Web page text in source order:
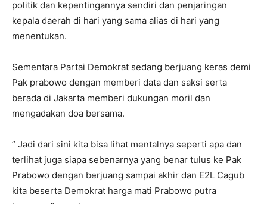
politik dan kepentingannya sendiri dan penjaringan
kepala daerah di hari yang sama alias di hari yang
menentukan.
Sementara Partai Demokrat sedang berjuang keras demi
Pak prabowo dengan memberi data dan saksi serta
berada di Jakarta memberi dukungan moril dan
mengadakan doa bersama.
” Jadi dari sini kita bisa lihat mentalnya seperti apa dan
terlihat juga siapa sebenarnya yang benar tulus ke Pak
Prabowo dengan berjuang sampai akhir dan E2L Cagub
kita beserta Demokrat harga mati Prabowo putra